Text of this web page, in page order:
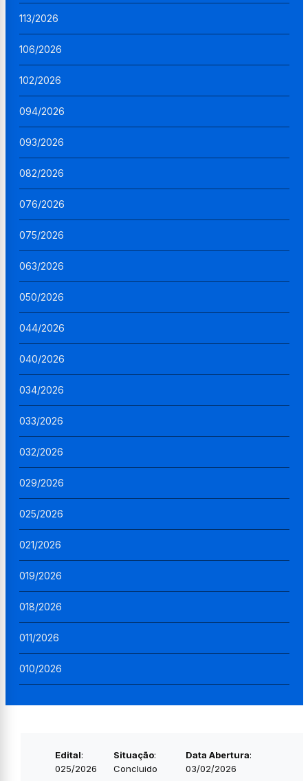
113/2026
106/2026
102/2026
094/2026
093/2026
082/2026
076/2026
075/2026
063/2026
050/2026
044/2026
040/2026
034/2026
033/2026
032/2026
029/2026
025/2026
021/2026
019/2026
018/2026
011/2026
010/2026
Edital:
025/2026
Situação:
Concluido
Data Abertura:
03/02/2026